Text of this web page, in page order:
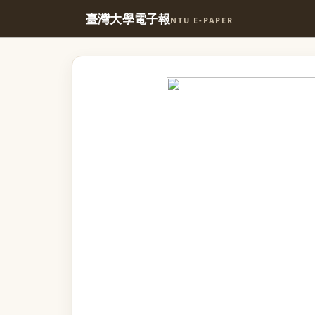
臺灣大學電子報NTU E-PAPER